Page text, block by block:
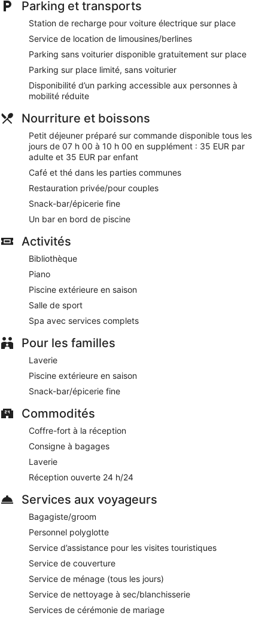
Parking et transports
Station de recharge pour voiture électrique sur place
Service de location de limousines/berlines
Parking sans voiturier disponible gratuitement sur place
Parking sur place limité, sans voiturier
Disponibilité d’un parking accessible aux personnes à
mobilité réduite
Nourriture et boissons
Petit déjeuner préparé sur commande disponible tous les
jours de 07 h 00 à 10 h 00 en supplément : 35 EUR par
adulte et 35 EUR par enfant
Café et thé dans les parties communes
Restauration privée/pour couples
Snack-bar/épicerie fine
Un bar en bord de piscine
Activités
Bibliothèque
Piano
Piscine extérieure en saison
Salle de sport
Spa avec services complets
Pour les familles
Laverie
Piscine extérieure en saison
Snack-bar/épicerie fine
Commodités
Coffre-fort à la réception
Consigne à bagages
Laverie
Réception ouverte 24 h/24
Services aux voyageurs
Bagagiste/groom
Personnel polyglotte
Service d’assistance pour les visites touristiques
Service de couverture
Service de ménage (tous les jours)
Service de nettoyage à sec/blanchisserie
Services de cérémonie de mariage